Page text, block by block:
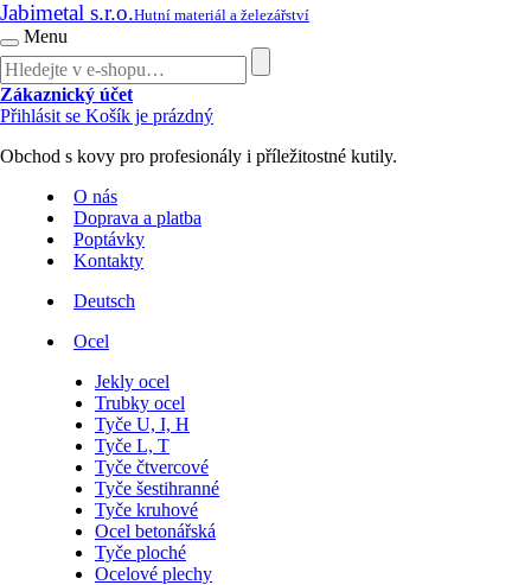
Jabimetal s.r.o.Hutní materiál a železářství
Menu
Zákaznický účet
Přihlásit se Košík je prázdný
Obchod s kovy pro profesionály i příležitostné kutily.
O nás
Doprava a platba
Poptávky
Kontakty
Deutsch
Ocel
Jekly ocel
Trubky ocel
Tyče U, I, H
Tyče L, T
Tyče čtvercové
Tyče šestihranné
Tyče kruhové
Ocel betonářská
Tyče ploché
Ocelové plechy